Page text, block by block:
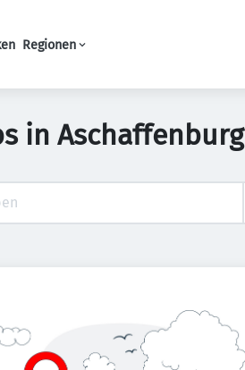
Regionen
in Aschaffenburg